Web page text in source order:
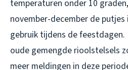
temperaturen onder 10
november-december de
gebruik tijdens de
oude gemengde rioolstelsels
meer meldingen in deze